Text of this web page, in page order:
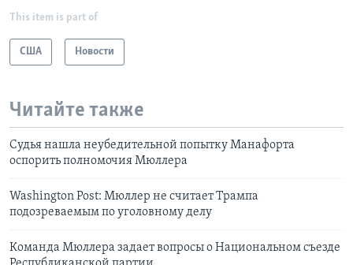
This item is part of
США Новости
Читайте также
Судья нашла неубедительной попытку Манафорта
оспорить полномочия Мюллера
Washington Post: Мюллер не считает Трампа
подозреваемым по уголовному делу
Команда Мюллера задает вопросы о Национальном съезде